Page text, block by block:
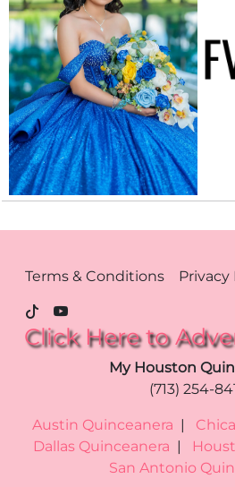
Footer Menu - Houston
Terms & Conditions Privacy
Click Here to
My Houston
(713) 254-
Austin Quinceanera |
Dallas Quinceanera |
San Antonio